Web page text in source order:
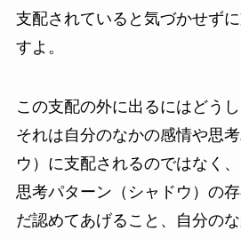
支配されていると気づかせず
すよ。
この支配の外に出るにはどう
それは自分のなかの感情や思
ウ）に支配されるのではなく
思考パターン（シャドウ）の
だ認めてあげること、自分の